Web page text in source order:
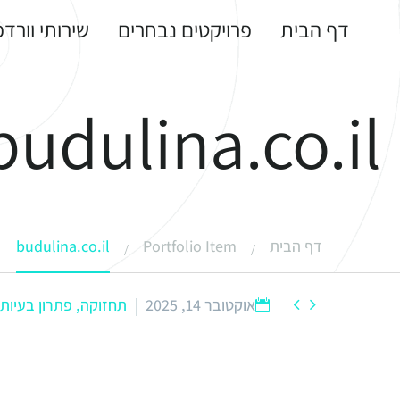
דף הבית פרויקטים נבחרים שירותי
דף הבית Portfolio Item
budulina.co.il
  אוקטובר 14, 2025 תחזוקה, פתרון